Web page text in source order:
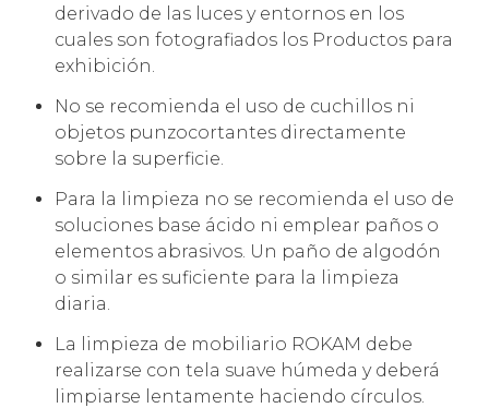
derivado de las luces y entornos en los
cuales son fotografiados los Productos para
exhibición.
No se recomienda el uso de cuchillos ni
objetos punzocortantes directamente
sobre la superficie.
Para la limpieza no se recomienda el uso de
soluciones base ácido ni emplear paños o
elementos abrasivos. Un paño de algodón
o similar es suficiente para la limpieza
diaria.
La limpieza de mobiliario ROKAM debe
realizarse con tela suave húmeda y deberá
limpiarse lentamente haciendo círculos.